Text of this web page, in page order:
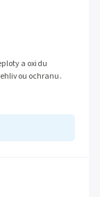
a oxidu
ochranu.